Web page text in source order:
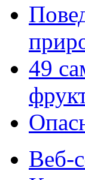
49
Веб-